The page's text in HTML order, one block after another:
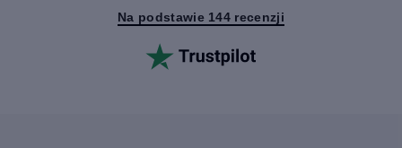
Na podstawie 144 recenzji